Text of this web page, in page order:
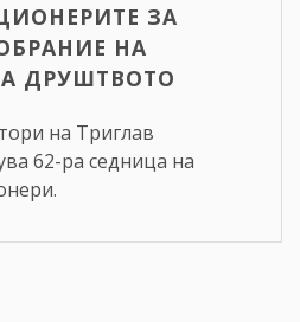
ЗА
НА
ДРУШТВОТО
на Триглав
62-ра седница на